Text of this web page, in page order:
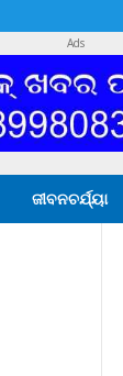
Ads
ଜୀବନଚର୍ଯ୍ୟା